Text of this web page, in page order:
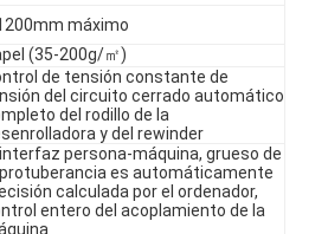
máximo
(35-200g/㎡)
de tensión constante de
del circuito cerrado automático
del rodillo de la
y del rewinder
interfaz persona-máquina, grueso de
protuberancia es automáticamente
calculada por el ordenador,
entero del acoplamiento de la